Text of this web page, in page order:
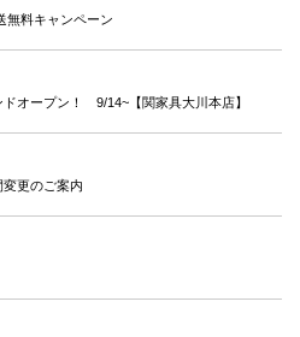
無料キャンペーン
オープン！ 9/14~【関家具大川本店】
更のご案内